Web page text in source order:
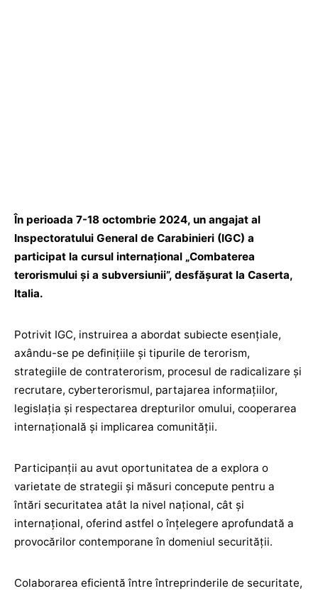
În perioada 7-18 octombrie 2024, un angajat al
Inspectoratului General de Carabinieri (IGC) a
participat la cursul internațional „Combaterea
terorismului și a subversiunii”, desfășurat la Caserta,
Italia.
Potrivit IGC, instruirea a abordat subiecte esențiale,
axându-se pe definițiile și tipurile de terorism,
strategiile de contraterorism, procesul de radicalizare și
recrutare, cyberterorismul, partajarea informațiilor,
legislația și respectarea drepturilor omului, cooperarea
internațională și implicarea comunității.
Participanții au avut oportunitatea de a explora o
varietate de strategii și măsuri concepute pentru a
întări securitatea atât la nivel național, cât și
internațional, oferind astfel o înțelegere aprofundată a
provocărilor contemporane în domeniul securității.
Colaborarea eficientă între întreprinderile de securitate,